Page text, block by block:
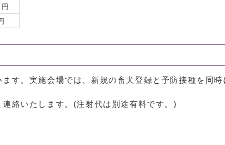
す。実施会場では、新規の畜犬登録と予防接種を同時
絡いたします。(注射代は別途有料です。)